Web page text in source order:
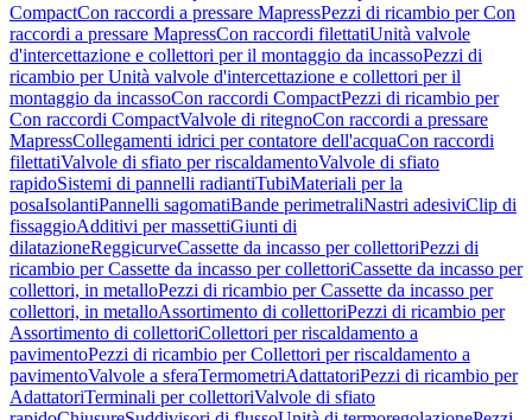
CompactCon raccordi a pressare MapressPezzi di ricambio per Con
raccordi a pressare MapressCon raccordi filettatiUnità valvole
d'intercettazione e collettori per il montaggio da incassoPezzi di
ricambio per Unità valvole d'intercettazione e collettori per il
montaggio da incassoCon raccordi CompactPezzi di ricambio per
Con raccordi CompactValvole di ritegnoCon raccordi a pressare
MapressCollegamenti idrici per contatore dell'acquaCon raccordi
filettatiValvole di sfiato per riscaldamentoValvole di sfiato
rapidoSistemi di pannelli radiantiTubiMateriali per la
posaIsolantiPannelli sagomatiBande perimetraliNastri adesiviClip di
fissaggioAdditivi per massettiGiunti di
dilatazioneReggicurveCassette da incasso per collettoriPezzi di
ricambio per Cassette da incasso per collettoriCassette da incasso per
collettori, in metalloPezzi di ricambio per Cassette da incasso per
collettori, in metalloAssortimento di collettoriPezzi di ricambio per
Assortimento di collettoriCollettori per riscaldamento a
pavimentoPezzi di ricambio per Collettori per riscaldamento a
pavimentoValvole a sferaTermometriAdattatoriPezzi di ricambio per
AdattatoriTerminali per collettoriValvole di sfiato